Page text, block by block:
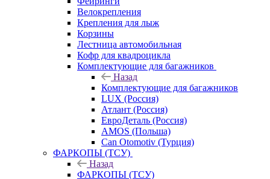
Велокрепления
Крепления для лыж
Корзины
Лестница автомобильная
Кофр для квадроцикла
Комплектующие для багажников
Назад
Комплектующие для багажников
LUX (Россия)
Атлант (Россия)
ЕвроДеталь (Россия)
AMOS (Польша)
Can Otomotiv (Турция)
ФАРКОПЫ (ТСУ)
Назад
ФАРКОПЫ (ТСУ)